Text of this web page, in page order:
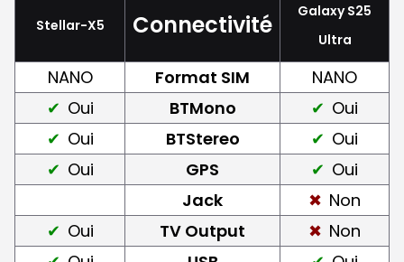
Stellar-X5 Connectivité
Galaxy S25
Ultra
NANO Format SIM
NANO
Oui
BTMono
Oui
Oui
BTStereo
Oui
Oui
GPS
Oui
Jack
Non
Oui
TV Output
Non